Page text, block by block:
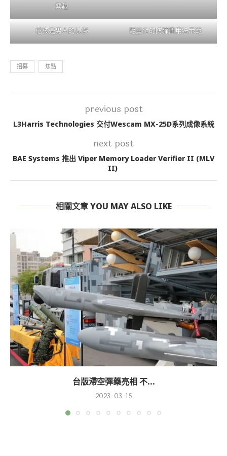
興趣
槍枝是男人的浪漫 輕量化的防彈盾用法示範
招募 焦點
previous post
L3Harris Technologies 交付Wescam MX-25D系列成像系統
next post
BAE Systems 推出 Viper Memory Loader Verifier II (MLV
II)
相關文章 YOU MAY ALSO LIKE
台版滯空彈藥亮相 不...
2023-03-15